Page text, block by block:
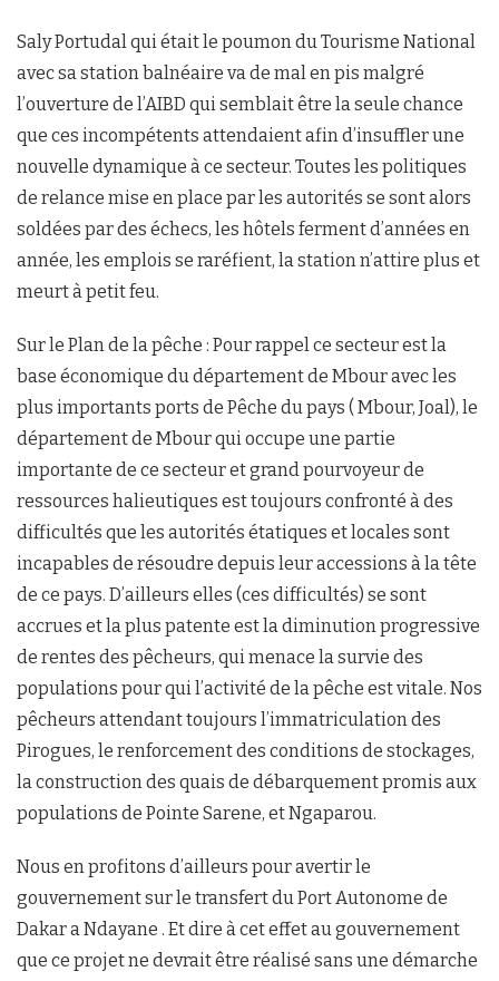
Saly Portudal qui était le poumon du Tourisme National
avec sa station balnéaire va de mal en pis malgré
l’ouverture de l’AIBD qui semblait être la seule chance
que ces incompétents attendaient afin d’insuffler une
nouvelle dynamique à ce secteur. Toutes les politiques
de relance mise en place par les autorités se sont alors
soldées par des échecs, les hôtels ferment d’années en
année, les emplois se raréfient, la station n’attire plus et
meurt à petit feu.
Sur le Plan de la pêche : Pour rappel ce secteur est la
base économique du département de Mbour avec les
plus importants ports de Pêche du pays ( Mbour, Joal), le
département de Mbour qui occupe une partie
importante de ce secteur et grand pourvoyeur de
ressources halieutiques est toujours confronté à des
difficultés que les autorités étatiques et locales sont
incapables de résoudre depuis leur accessions à la tête
de ce pays. D’ailleurs elles (ces difficultés) se sont
accrues et la plus patente est la diminution progressive
de rentes des pêcheurs, qui menace la survie des
populations pour qui l’activité de la pêche est vitale. Nos
pêcheurs attendant toujours l’immatriculation des
Pirogues, le renforcement des conditions de stockages,
la construction des quais de débarquement promis aux
populations de Pointe Sarene, et Ngaparou.
Nous en profitons d’ailleurs pour avertir le
gouvernement sur le transfert du Port Autonome de
Dakar a Ndayane . Et dire à cet effet au gouvernement
que ce projet ne devrait être réalisé sans une démarche